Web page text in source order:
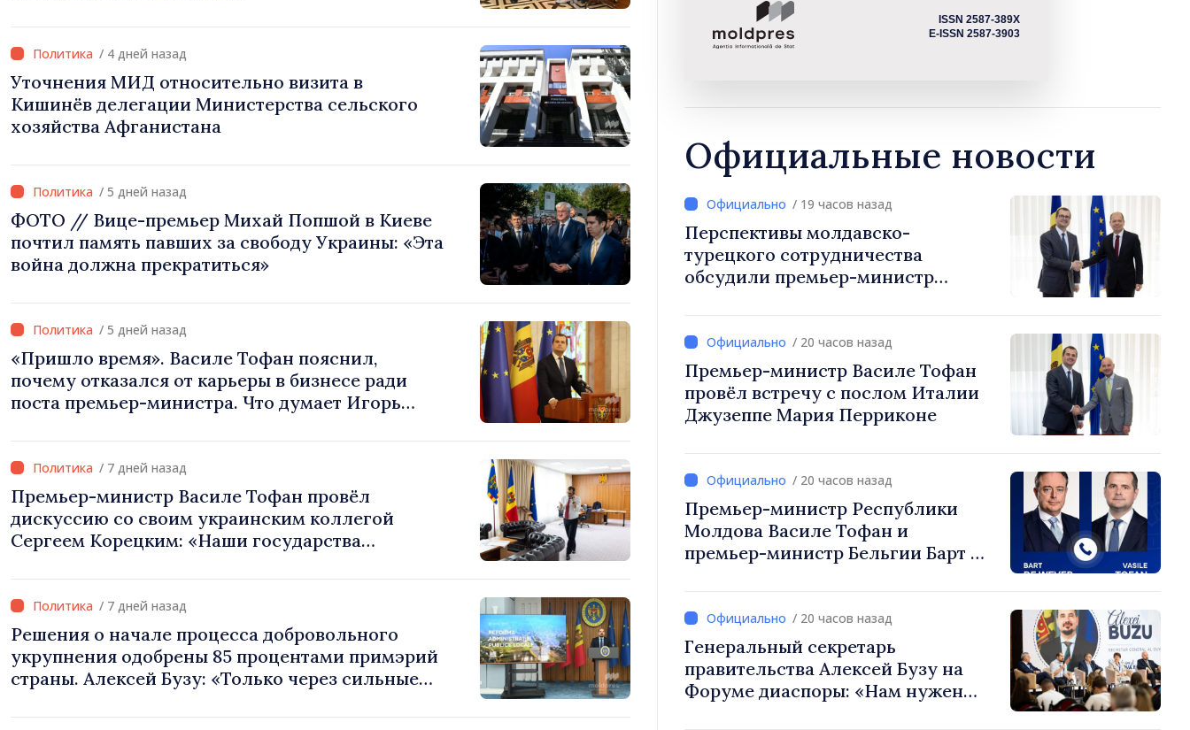
/ 4 дней назад
Уточнения МИД относительно визита в
Кишинёв делегации Министерства сельского
хозяйства Афганистана
/ 5 дней назад
ФОТО // Вице-премьер Михай Попшой в Киеве
почтил память павших за свободу Украины: «Эта
война должна прекратиться»
/ 5 дней назад
«Пришло время». Василе Тофан пояснил,
почему отказался от карьеры в бизнесе ради
поста премьер-министра. Что думает Игорь
/ 7 дней назад
Премьер-министр Василе Тофан провёл
дискуссию со своим украинским коллегой
Сергеем Корецким: «Наши государства
преобразовать в конкретные проекты»
/ 7 дней назад
Решения о начале процесса добровольного
укрупнения одобрены 85 процентами примэрий
страны. Алексей Бузу: «Только через сильные
ISSN 2587-389X
E-ISSN 2587-3903
Официальные новости
/ 19 часов назад
Перспективы молдавско-
турецкого сотрудничества
обсудили премьер-министр
/ 20 часов назад
Премьер-министр Василе Тофан
провёл встречу с послом Италии
Джузеппе Мария Перриконе
/ 20 часов назад
Премьер-министр Республики
Молдова Василе Тофан и
премьер-министр Бельгии Барт де
/ 20 часов назад
Генеральный секретарь
правительства Алексей Бузу на
Форуме диаспоры: «Нам нужен